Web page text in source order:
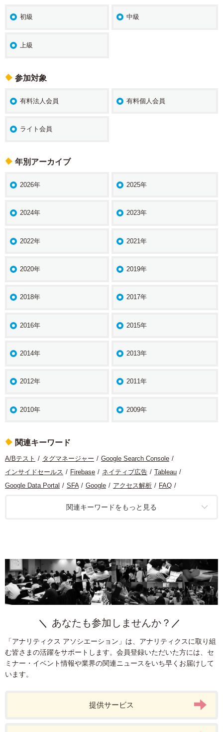
初級 中級
上級
参加対象
有料法人会員 有料個人会員
ライト会員
年別アーカイブ
2026年 2025年
2024年 2023年
2022年 2021年
2020年 2019年
2018年 2017年
2016年 2015年
2014年 2013年
2012年 2011年
2010年 2009年
関連キーワード
A/Bテスト タグマネージャー
Google Search Console
インサイドセールス
Firebase ネイティブ広告
Tableau
Google Data Portal
SFA Google アクセス解析
FAQ
コンテンツ分析 ヒートマップ分析
プライバシー保護
コンテンツマーケティング
コンセプトダイヤグラム
ダッシュボード BigQuery UX
モバイル
定量分析
カスタマージャーニー
キャンペーン
コンバージョン最適化
Google Analytics ターゲティング
アプリ
リードジェネレーション
Looker Studio 運用型広告
データ統合
アプリ分析
CDP
レポーティング
マーケティングオートメーション
webマーケター
Googleマイビジネス
プライバシー SPA 組織
リードナーチャリング
関連キーワードをもっと見る
あなたも参加しませんか？
「アナリティクス アソシエーション」は、アナリティクスに取り組
む皆さまの活躍をサポートします。会員登録いただいた方には、セ
ミナー・イベント情報や業界の関連ニュースをいち早くお届けして
います。
提供サービス